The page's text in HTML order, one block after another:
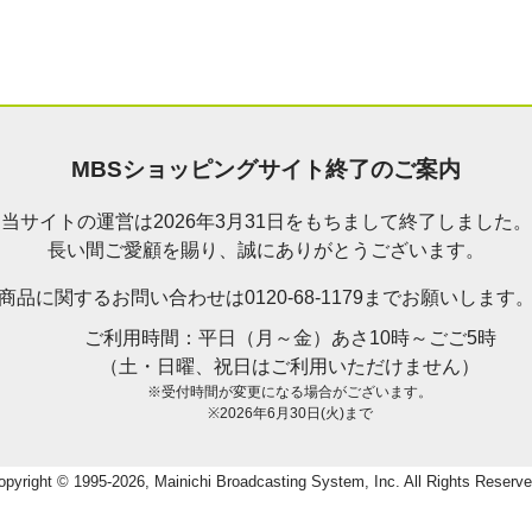
MBSショッピングサイト終了のご案内
当サイトの運営は2026年3月31日をもちまして終了しました。
長い間ご愛顧を賜り、誠にありがとうございます。
品に関するお問い合わせは0120-68-1179までお願いします
ご利用時間：平日（月～金）あさ10時～ごご5時
（土・日曜、祝日はご利用いただけません）
※受付時間が変更になる場合がございます。
※2026年6月30日(火)まで
© 1995-2026, Mainichi Broadcasting System, Inc. All Rights